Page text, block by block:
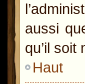
aussi
qu’il
Haut